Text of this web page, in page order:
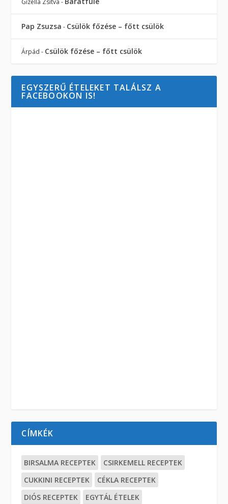
Gizella Zsitva -
Pap Zsuzsa - Csülök főzése – főtt csülök
Árpád - Csülök főzése – főtt csülök
EGYSZERŰ ÉTELEKET TALÁLSZ A
FACEBOOKON IS!
CÍMKÉK
BIRSALMA RECEPTEK
CSIRKEMELL RECEPTEK
CUKKINI RECEPTEK
CÉKLA RECEPTEK
DIÓS RECEPTEK
EGYTÁL ÉTELEK